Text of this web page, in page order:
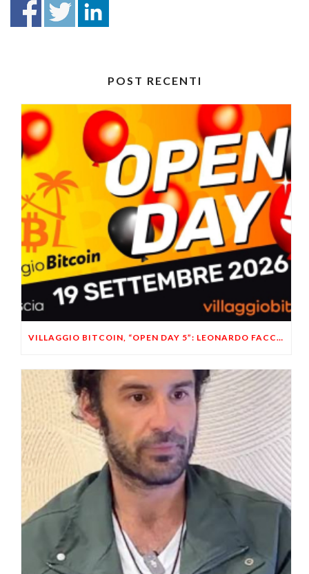
POST RECENTI
VILLAGGIO BITCOIN, “OPEN DAY 5”: LEONARDO FACCO OSPITE A BRESCIA